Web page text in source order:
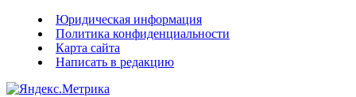
Юридическая информация
Политика конфиденциальности
Карта сайта
Написать в редакцию